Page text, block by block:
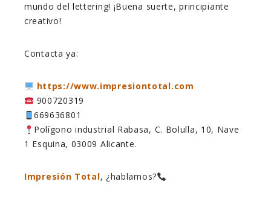
mundo del lettering! ¡Buena suerte, principiante
creativo!
Contacta ya:
https://www.impresiontotal.com
900720319
669636801
Polígono industrial Rabasa, C. Bolulla, 10, Nave
1 Esquina, 03009 Alicante.
Impresión Total, ¿hablamos?